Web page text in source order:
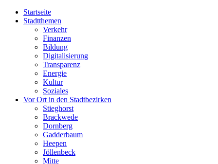
Startseite
Stadtthemen
Verkehr
Finanzen
Bildung
Digitalisierung
Transparenz
Energie
Kultur
Soziales
Vor Ort in den Stadtbezirken
Stieghorst
Brackwede
Dornberg
Gadderbaum
Heepen
Jöllenbeck
Mitte